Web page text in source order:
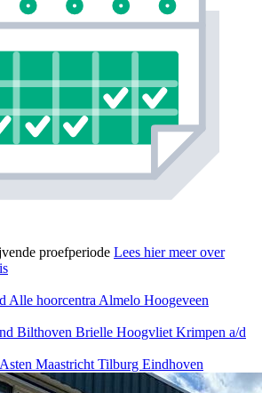
proefperiode Lees hier meer over
Alle hoorcentra Almelo Hoogeveen
Bilthoven Brielle Hoogvliet Krimpen a/d
Asten Maastricht Tilburg Eindhoven